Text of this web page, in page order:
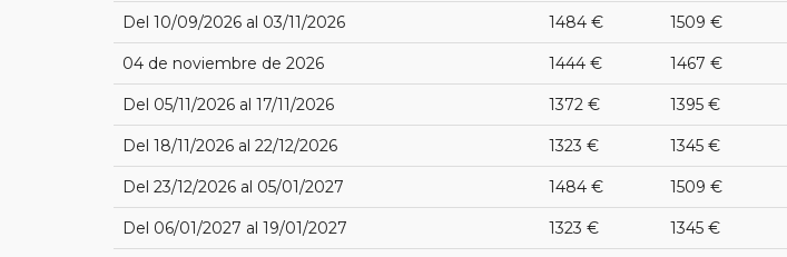
Del 10/09/2026 al 03/11/2026 1484 € 1509 €
04 de noviembre de 2026 1444 € 1467 €
Del 05/11/2026 al 17/11/2026 1372 € 1395 €
Del 18/11/2026 al 22/12/2026 1323 € 1345 €
Del 23/12/2026 al 05/01/2027 1484 € 1509 €
Del 06/01/2027 al 19/01/2027 1323 € 1345 €